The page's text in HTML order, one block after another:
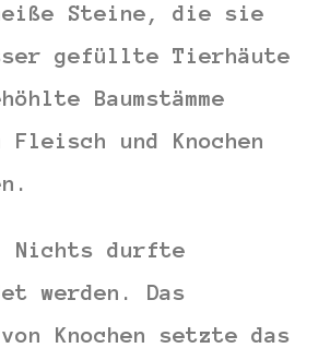
heiße Steine, die sie
gefüllte Tierhäute
Baumstämme
Fleisch und Knochen
Nichts durfte
werden. Das
von Knochen setzte das